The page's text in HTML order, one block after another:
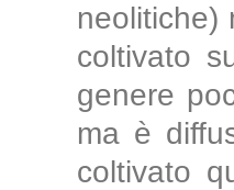
neolitiche)
coltivato
genere
ma è
coltivato